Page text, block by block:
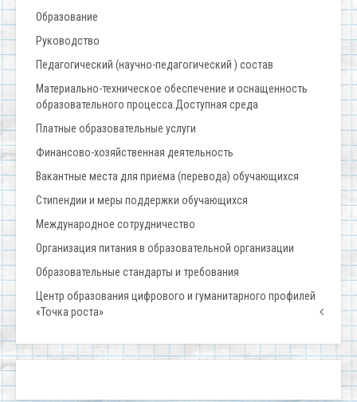
Образование
Руководство
Педагогический (научно-педагогический ) состав
Материально-техническое обеспечение и оснащенность
образовательного процесса.Доступная среда
Платные образовательные услуги
Финансово-хозяйственная деятельность
Вакантные места для приёма (перевода) обучающихся
Стипендии и меры поддержки обучающихся
Международное сотрудничество
Организация питания в образовательной организации
Образовательные стандарты и требования
Центр образования цифрового и гуманитарного профилей
«Точка роста»